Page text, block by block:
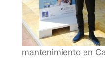
mantenimiento en